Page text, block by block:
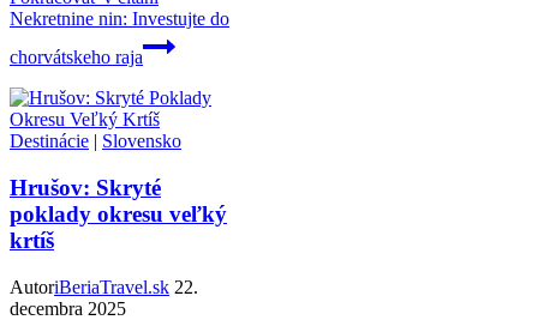
Nekretnine nin: Investujte do
chorvátskeho raja
Destinácie | Slovensko
Hrušov: Skryté
poklady okresu veľký
krtíš
AutoriBeriaTravel.sk 22.
decembra 2025